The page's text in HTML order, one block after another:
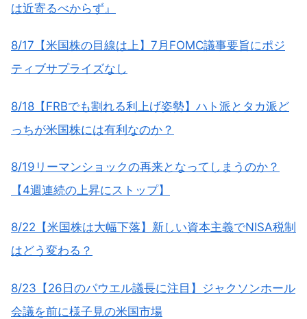
は近寄るべからず』
8/17【米国株の目線は上】7月FOMC議事要旨にポジ
ティブサプライズなし
8/18【FRBでも割れる利上げ姿勢】ハト派とタカ派ど
っちが米国株には有利なのか？
8/19リーマンショックの再来となってしまうのか？
【4週連続の上昇にストップ】
8/22【米国株は大幅下落】新しい資本主義でNISA税制
はどう変わる？
8/23【26日のパウエル議長に注目】ジャクソンホール
会議を前に様子見の米国市場